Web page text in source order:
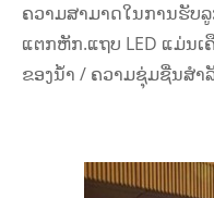
ຄວາມສາມາດໃນການຮັບ
ແຕກຫັກ.ແຖບ LED ແມ່ນເ
ຂອງນ້ໍາ / ຄວາມຊຸ່ມຊື່ນສໍາ